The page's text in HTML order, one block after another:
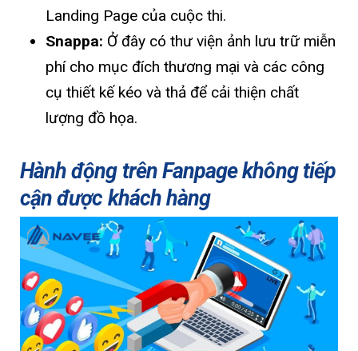
Landing Page của cuộc thi.
Snappa: Ở đây có thư viện ảnh lưu trữ miễn
phí cho mục đích thương mại và các công
cụ thiết kế kéo và thả để cải thiện chất
lượng đồ họa.
Hành động trên Fanpage không tiếp
cận được khách hàng